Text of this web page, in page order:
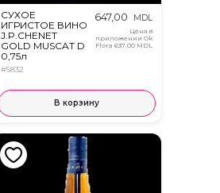
СУХОЕ
ИГРИСТОЕ ВИНО
J.P.CHENET
GOLD MUSCAT D
0,75л
#5832
647,00 MDL
Цена в
приложении Ok
Flora637,00 MDL
В корзину